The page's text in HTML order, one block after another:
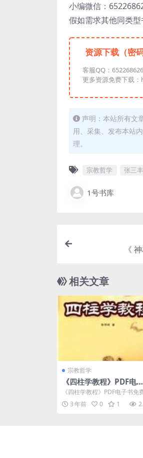
小编微信：
假如需求其他同类型
资源下载（密
客服QQ：652268626
更多资源免费下载
声明：本站所有文
用、采集、发布本站
理。
宗教哲学 张三
1号书库
《
相关文章
宗教哲学
《四柱学教程》PDF电子
书免费下载
《四柱学教程》PDF电子书免
下载介绍 内容简介 《四柱学教
程》论说了四柱的哲学...
3 年前 0 1